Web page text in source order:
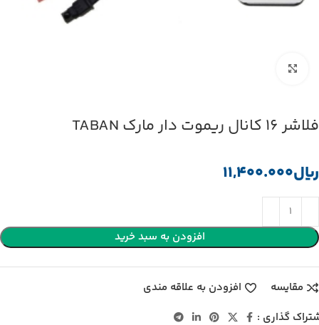
فلاشر 16 کانال ریموت دار مارک TABAN
﷼
افزودن به سبد خرید
مقایسه
افزودن به علاقه مندی
گذاری :